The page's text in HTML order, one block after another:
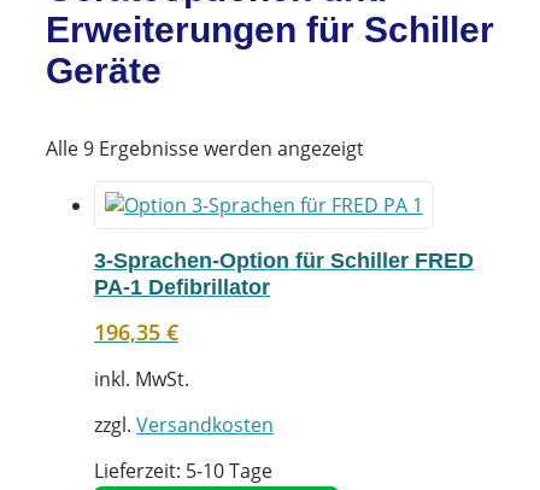
Erweiterungen für Schiller
Geräte
Alle 9 Ergebnisse werden angezeigt
3-Sprachen-Option für Schiller FRED
PA-1 Defibrillator
196,35 €
inkl. MwSt.
zzgl. Versandkosten
Lieferzeit: 5-10 Tage